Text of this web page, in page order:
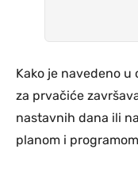
Kako je navedeno
za prvačiće
nastavnih dana ili
planom i